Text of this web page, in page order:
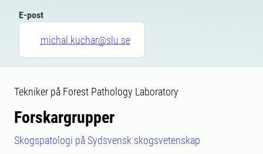
E-post
michal.kuchar@slu.se
Tekniker på Forest Pathology Laboratory
Forskargrupper
Skogspatologi på Sydsvensk skogsvetenskap